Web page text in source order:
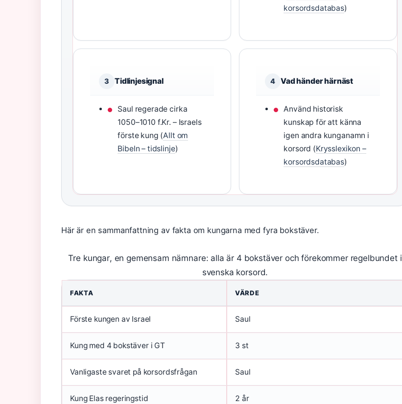
korsordsdatabas)
3 Tidlinjesignal
Saul regerade cirka
1050–1010 f.Kr. – Israels
förste kung (Allt om
Bibeln – tidslinje)
4 Vad händer härnäst
Använd historisk
kunskap för att känna
igen andra kunganamn i
korsord (Krysslexikon –
korsordsdatabas)
Här är en sammanfattning av fakta om kungarna med fyra bokstäver.
Tre kungar, en gemensam nämnare: alla är 4 bokstäver och förekommer regelbundet i
svenska korsord.
FAKTA VÄRDE
Förste kungen av Israel Saul
Kung med 4 bokstäver i GT 3 st
Vanligaste svaret på korsordsfrågan Saul
Kung Elas regeringstid 2 år